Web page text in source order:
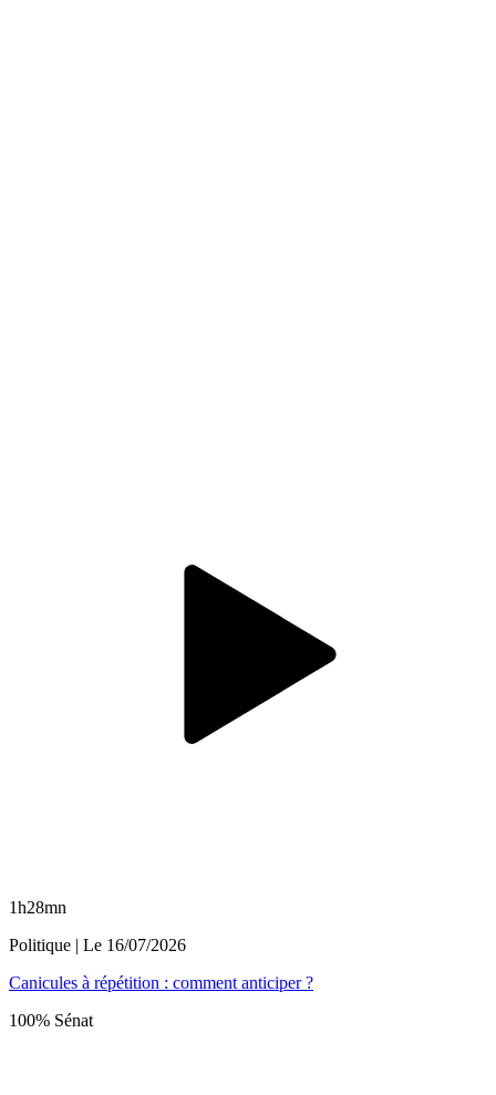
1h28mn
Politique | Le 16/07/2026
Canicules à répétition : comment anticiper ?
100% Sénat